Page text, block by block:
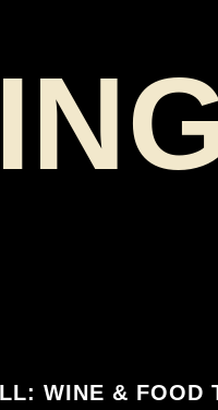
WINE & FOOD